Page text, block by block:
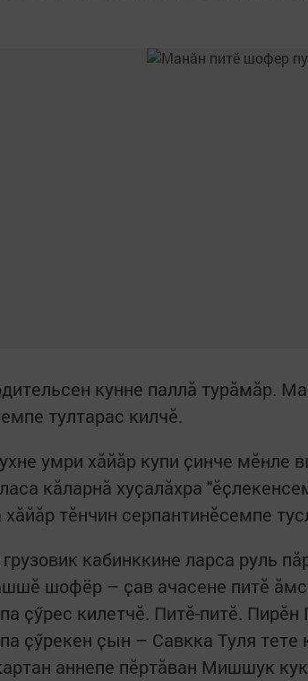
кунне паллӑ турӑмӑр.
тултарас килчӗ.
умри хӑйӑр купи ҫинче мӗнле
кӑларнӑ хуҫалӑхра
хӑйӑр тӗнчин серпантинӗсемпе
кабинккине ларса руль
шофёр – ҫав ачасене питӗ
ҫӳрес килетчӗ. Питӗ-питӗ.
ҫӳрекен ҫын – Савкка Туля тете
аннепе пӗртӑван Мишшук